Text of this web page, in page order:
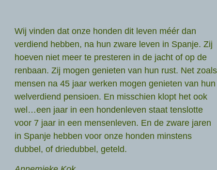
Wij vinden dat onze honden dit leven méér dan
verdiend hebben, na hun zware leven in Spanje. Zij
hoeven niet meer te presteren in de jacht of op de
renbaan. Zij mogen genieten van hun rust. Net zoals
mensen na 45 jaar werken mogen genieten van hun
welverdiend pensioen. En misschien klopt het ook
wel…een jaar in een hondenleven staat tenslotte
voor 7 jaar in een mensenleven. En de zware jaren
in Spanje hebben voor onze honden minstens
dubbel, of driedubbel, geteld.